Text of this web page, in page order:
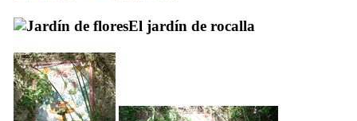
El jardín de rocalla